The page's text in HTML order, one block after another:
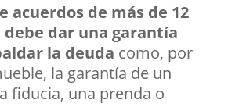
acuerdos de más de 12
debe dar una garantía
la deuda como, por
la garantía de un
fiducia, una prenda o